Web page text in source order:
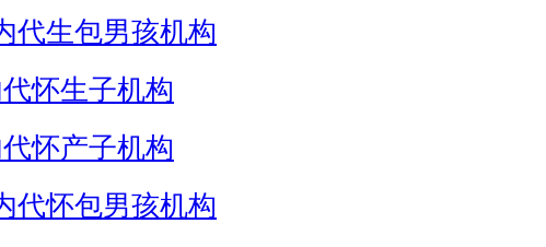
代生包男孩机构
怀生子机构
怀产子机构
代怀包男孩机构